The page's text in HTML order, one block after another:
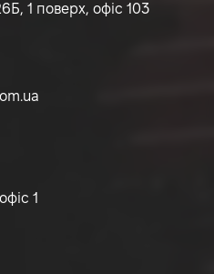
1 поверх, офіс 103
1